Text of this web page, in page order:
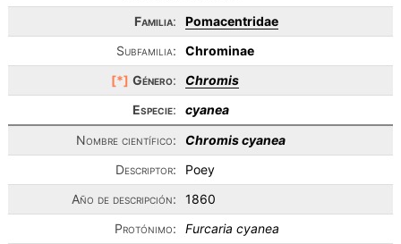
Familia:
Pomacentridae
Subfamilia:
Chrominae
[*] Género:
Chromis
Especie:
cyanea
Nombre científico:
Chromis cyanea
Descriptor:
Poey
Año de descripción:
1860
Protónimo:
Furcaria cyanea